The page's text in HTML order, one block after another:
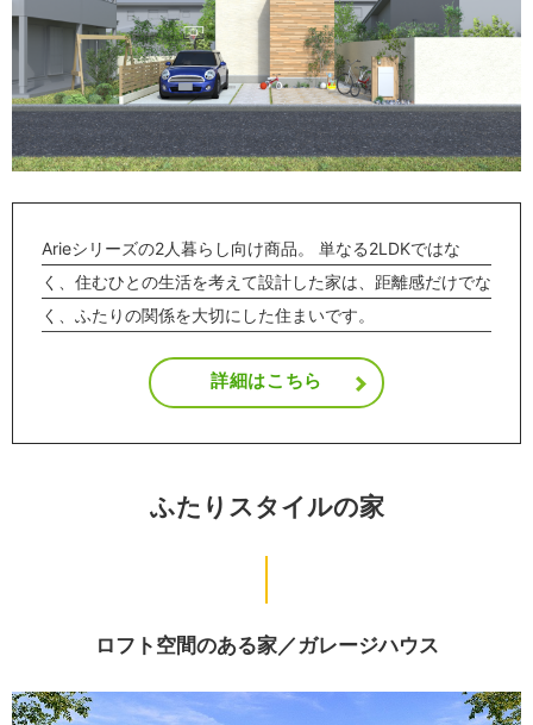
Arieシリーズの2人暮らし向け商品。 単なる2LDKではな
く、住むひとの生活を考えて設計した家は、距離感だけでな
く、ふたりの関係を大切にした住まいです。
詳細はこちら
ふたりスタイルの家
ロフト空間のある家／ガレージハウス